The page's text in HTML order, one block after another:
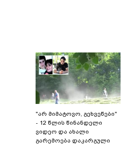
"არ მიმატოვო, გეხვეწები"
- 12 წლის წინანდელი
ვიდეო და ახალი
გარემოება დაკარგული